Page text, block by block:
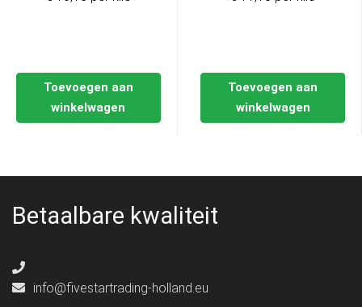
Toevoegen aan
winkelwagen
Toevoegen aan
winkelwagen
Betaalbare kwaliteit
info@fivestartrading-holland.eu